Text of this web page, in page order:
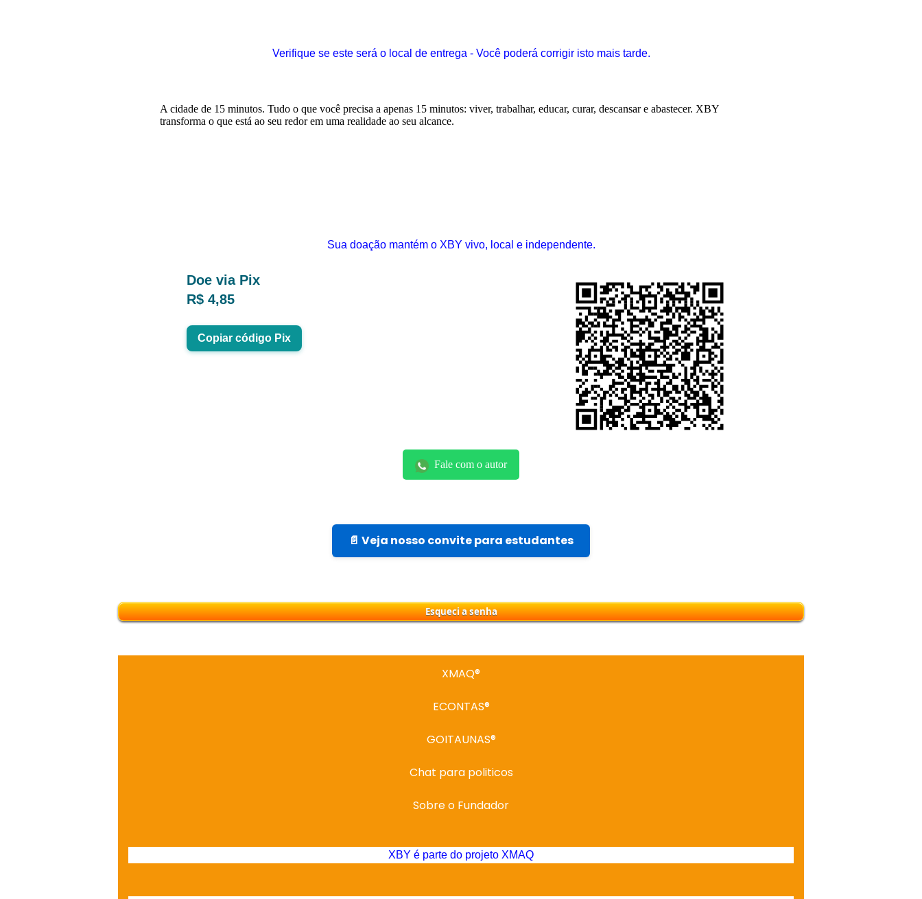
Verifique se este será o local de entrega - Você poderá corrigir isto mais tarde.
Sua doação mantém o XBY vivo, local e independente.
Doe via Pix
R$ 4,85
Copiar código Pix
Fale com o autor
📄 Veja nosso convite para estudantes
XMAQ®
ECONTAS®
GOITAUNAS®
Chat para politicos
Sobre o Fundador
XBY é parte do projeto XMAQ